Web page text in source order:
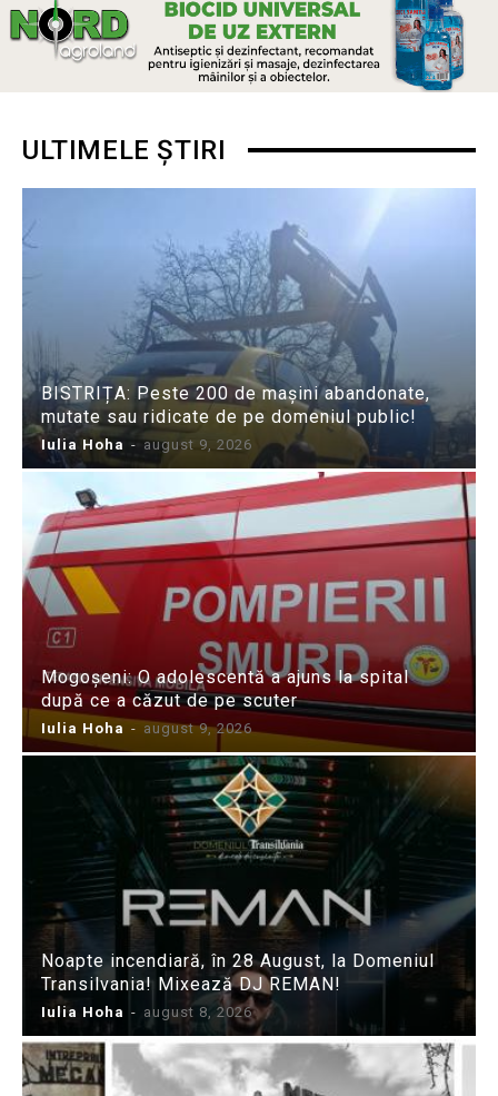
ULTIMELE ȘTIRI
BISTRIȚA: Peste 200 de mașini abandonate,
mutate sau ridicate de pe domeniul public!
Iulia Hoha - august 9, 2026
Mogoșeni: O adolescentă a ajuns la spital
după ce a căzut de pe scuter
Iulia Hoha - august 9, 2026
Noapte incendiară, în 28 August, la Domeniul
Transilvania! Mixează DJ REMAN!
Iulia Hoha - august 8, 2026